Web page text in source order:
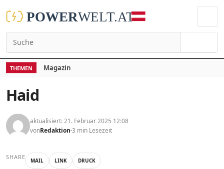
THEMEN Magazin
Haid
aktualisiert: 21. Februar 2025 12:08
vonRedaktion 3 min Lesezeit
SHARE MAIL LINK DRUCK